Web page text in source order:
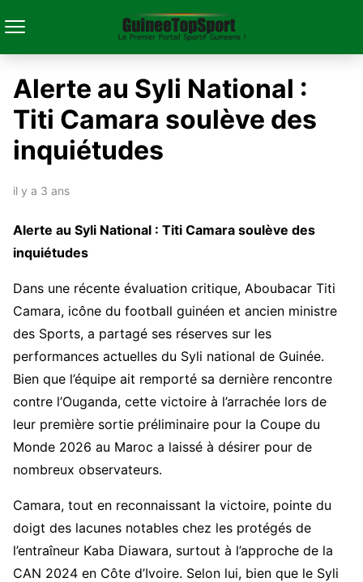
Alerte au Syli National :
Titi Camara soulève des
inquiétudes
il y a 3 ans
Alerte au Syli National : Titi Camara soulève des
inquiétudes
Dans une récente évaluation critique, Aboubacar Titi
Camara, icône du football guinéen et ancien ministre
des Sports, a partagé ses réserves sur les
performances actuelles du Syli national de Guinée.
Bien que l’équipe ait remporté sa dernière rencontre
contre l’Ouganda, cette victoire à l’arrachée lors de
leur première sortie préliminaire pour la Coupe du
Monde 2026 au Maroc a laissé à désirer pour de
nombreux observateurs.
Camara, tout en reconnaissant la victoire, pointe du
doigt des lacunes notables chez les protégés de
l’entraîneur Kaba Diawara, surtout à l’approche de la
CAN 2024 en Côte d’Ivoire. Selon lui, bien que le Syli